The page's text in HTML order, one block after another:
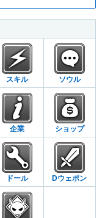
スキル ソウル
企業 ショップ
ドール Dウェポン